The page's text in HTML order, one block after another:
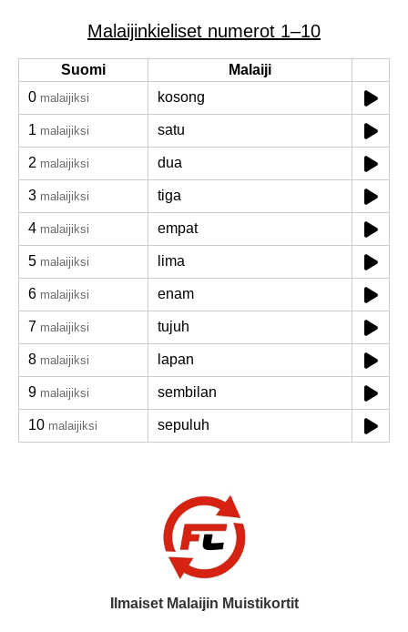
Malaijinkieliset numerot 1–10
Suomi
Malaiji
0 malaijiksi kosong
1 malaijiksi satu
2 malaijiksi dua
3 malaijiksi tiga
4 malaijiksi empat
5 malaijiksi lima
6 malaijiksi enam
7 malaijiksi tujuh
8 malaijiksi lapan
9 malaijiksi sembilan
10 malaijiksi sepuluh
Ilmaiset Malaijin Muistikortit